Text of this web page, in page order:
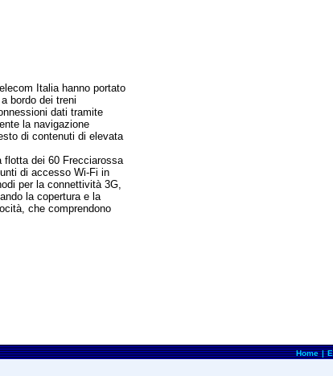
Italia hanno portato
bordo dei treni
dati tramite
la navigazione
di contenuti di elevata
flotta dei 60 Frecciarossa
di accesso Wi-Fi in
per la connettività 3G,
la copertura e la
che comprendono
Home |